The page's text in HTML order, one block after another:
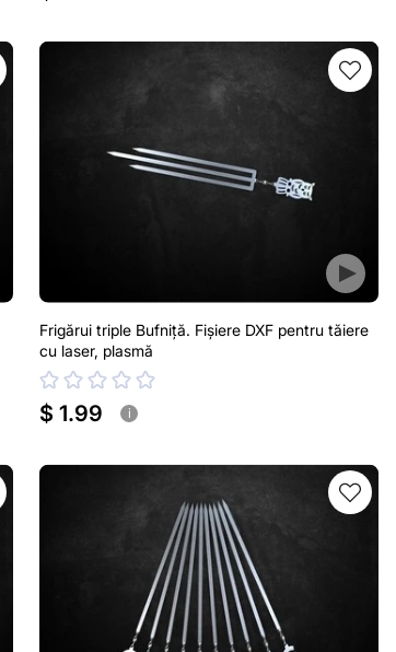
Frigărui triple Bufniță. Fișiere DXF pentru tăiere
cu laser, plasmă
$ 1.99 i